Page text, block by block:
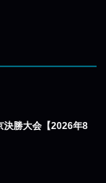
決勝大会【2026年8